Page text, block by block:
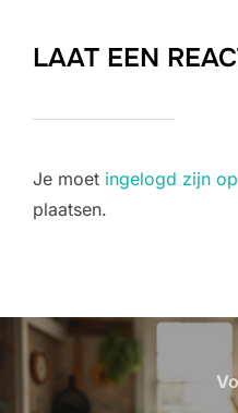
LAAT EEN
Je moet ingelogd zijn op
plaatsen.
Bericht
navigatie